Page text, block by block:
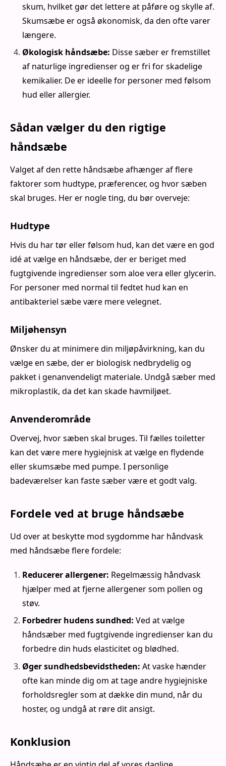
skum, hvilket gør det lettere at påføre og skylle af.
Skumsæbe er også økonomisk, da den ofte varer
længere.
Økologisk håndsæbe: Disse sæber er fremstillet
af naturlige ingredienser og er fri for skadelige
kemikalier. De er ideelle for personer med følsom
hud eller allergier.
Sådan vælger du den rigtige
håndsæbe
Valget af den rette håndsæbe afhænger af flere
faktorer som hudtype, præferencer, og hvor sæben
skal bruges. Her er nogle ting, du bør overveje:
Hudtype
Hvis du har tør eller følsom hud, kan det være en god
idé at vælge en håndsæbe, der er beriget med
fugtgivende ingredienser som aloe vera eller glycerin.
For personer med normal til fedtet hud kan en
antibakteriel sæbe være mere velegnet.
Miljøhensyn
Ønsker du at minimere din miljøpåvirkning, kan du
vælge en sæbe, der er biologisk nedbrydelig og
pakket i genanvendeligt materiale. Undgå sæber med
mikroplastik, da det kan skade havmiljøet.
Anvenderområde
Overvej, hvor sæben skal bruges. Til fælles toiletter
kan det være mere hygiejnisk at vælge en flydende
eller skumsæbe med pumpe. I personlige
badeværelser kan faste sæber være et godt valg.
Fordele ved at bruge håndsæbe
Ud over at beskytte mod sygdomme har håndvask
med håndsæbe flere fordele:
Reducerer allergener: Regelmæssig håndvask
hjælper med at fjerne allergener som pollen og
støv.
Forbedrer hudens sundhed: Ved at vælge
håndsæber med fugtgivende ingredienser kan du
forbedre din huds elasticitet og blødhed.
Øger sundhedsbevidstheden: At vaske hænder
ofte kan minde dig om at tage andre hygiejniske
forholdsregler som at dække din mund, når du
hoster, og undgå at røre dit ansigt.
Konklusion